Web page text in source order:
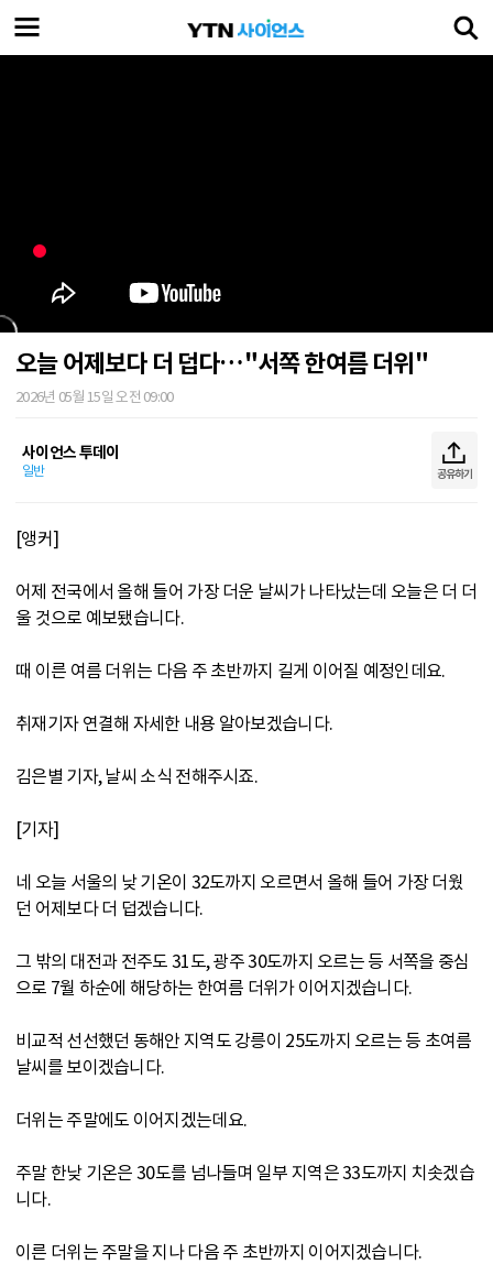
오늘 어제보다 더 덥다…"서쪽 한여름 더위"
2026년 05월 15일 오전 09:00
사이언스 투데이
일반 공유하기
[앵커]
어제 전국에서 올해 들어 가장 더운 날씨가 나타났는데 오늘은 더 더
울 것으로 예보됐습니다.
때 이른 여름 더위는 다음 주 초반까지 길게 이어질 예정인데요.
취재기자 연결해 자세한 내용 알아보겠습니다.
김은별 기자, 날씨 소식 전해주시죠.
[기자]
네 오늘 서울의 낮 기온이 32도까지 오르면서 올해 들어 가장 더웠
던 어제보다 더 덥겠습니다.
그 밖의 대전과 전주도 31도, 광주 30도까지 오르는 등 서쪽을 중심
으로 7월 하순에 해당하는 한여름 더위가 이어지겠습니다.
비교적 선선했던 동해안 지역도 강릉이 25도까지 오르는 등 초여름
날씨를 보이겠습니다.
더위는 주말에도 이어지겠는데요.
주말 한낮 기온은 30도를 넘나들며 일부 지역은 33도까지 치솟겠습
니다.
이른 더위는 주말을 지나 다음 주 초반까지 이어지겠습니다.